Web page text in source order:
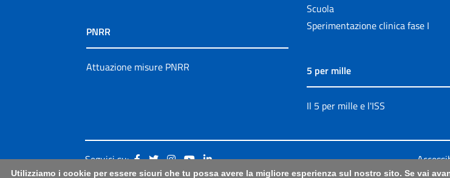
PNRR
Attuazione misure PNRR
Scuola
Sperimentazione clinica fase I
5 per mille
Il 5 per mille e l'ISS
Seguici su:
Utilizziamo i cookie per essere sicuri che tu possa avere la migliore esperienza sul nostro sito. Se vai